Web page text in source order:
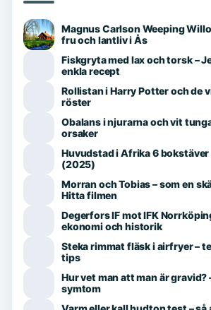
Magnus Carlson Weeping
fru och lantliv i Ås
Fiskgryta med lax och torsk –
enkla recept
Rollistan i Harry Potter och de
röster
Obalans i njurarna och vit
orsaker
Huvudstad i Afrika 6 bokstäver
(2025)
Morran och Tobias – som en
Hitta filmen
Degerfors IF mot IFK
ekonomi och historik
Steka rimmat fläsk i airfryer –
tips
Hur vet man att man är gravid?
symtom